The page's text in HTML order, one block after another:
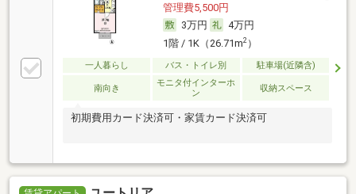
管理費5,500円
3万円
4万円
1階 / 1K（26.71m2）
一人暮らし バス・トイレ別 駐車場(近隣含)
南向き
モニタ付インターホ
ン
収納スペース
初期費用カード決済可・家賃カード決済可